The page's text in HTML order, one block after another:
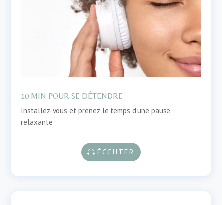
10 MIN POUR SE DÉTENDRE
Installez-vous et prenez le temps d’une pause
relaxante
ÉCOUTER